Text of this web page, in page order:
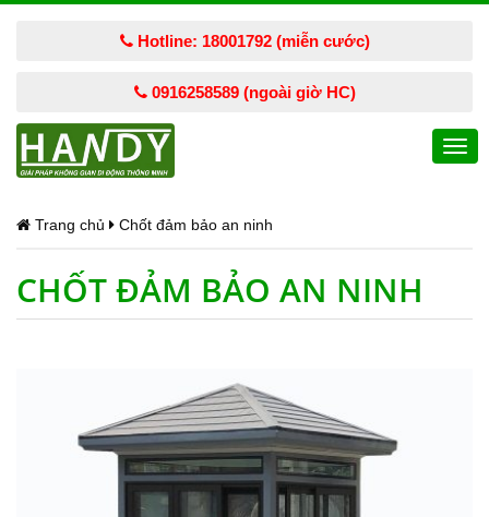
Hotline: 18001792 (miễn cước)
0916258589 (ngoài giờ HC)
Trang chủ Chốt đảm bảo an ninh
CHỐT ĐẢM BẢO AN NINH